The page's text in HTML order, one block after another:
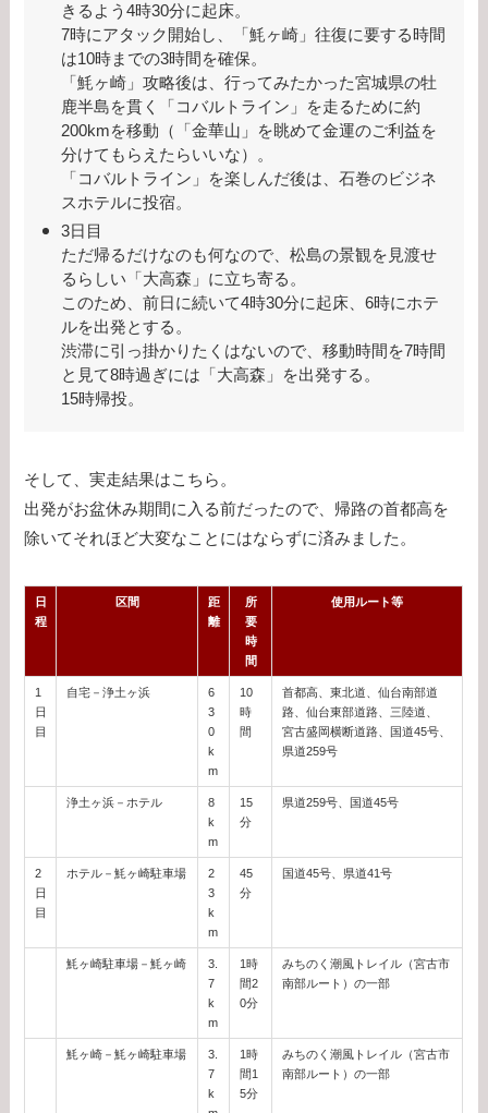
きるよう4時30分に起床。
7時にアタック開始し、「魹ヶ崎」往復に要する時間
は10時までの3時間を確保。
「魹ヶ崎」攻略後は、行ってみたかった宮城県の牡
鹿半島を貫く「コバルトライン」を走るために約
200kmを移動（「金華山」を眺めて金運のご利益を
分けてもらえたらいいな）。
「コバルトライン」を楽しんだ後は、石巻のビジネ
スホテルに投宿。
3日目
ただ帰るだけなのも何なので、松島の景観を見渡せ
るらしい「大高森」に立ち寄る。
このため、前日に続いて4時30分に起床、6時にホテ
ルを出発とする。
渋滞に引っ掛かりたくはないので、移動時間を7時間
と見て8時過ぎには「大高森」を出発する。
15時帰投。
そして、実走結果はこちら。
出発がお盆休み期間に入る前だったので、帰路の首都高を
除いてそれほど大変なことにはならずに済みました。
日
程
区間
距
離
所
要
時
間
使用ルート等
1
日
目
自宅－浄土ヶ浜
6
3
0
k
m
10
時
間
首都高、東北道、仙台南部道
路、仙台東部道路、三陸道、
宮古盛岡横断道路、国道45号、
県道259号
浄土ヶ浜－ホテル
8
k
m
15
分
県道259号、国道45号
2
日
目
ホテル－魹ヶ崎駐車場
2
3
k
m
45
分
国道45号、県道41号
魹ヶ崎駐車場－魹ヶ崎
3.
7
k
m
1時
間2
0分
みちのく潮風トレイル（宮古市
南部ルート）の一部
魹ヶ崎－魹ヶ崎駐車場
3.
7
k
1時
間1
5分
みちのく潮風トレイル（宮古市
南部ルート）の一部